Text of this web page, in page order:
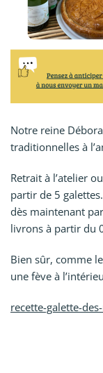
Notre reine
traditionnelles à
Retrait à l’atelier
partir de 5
dès maintenant
livrons à partir du
Bien sûr, comme
une fève à
recette-galette-